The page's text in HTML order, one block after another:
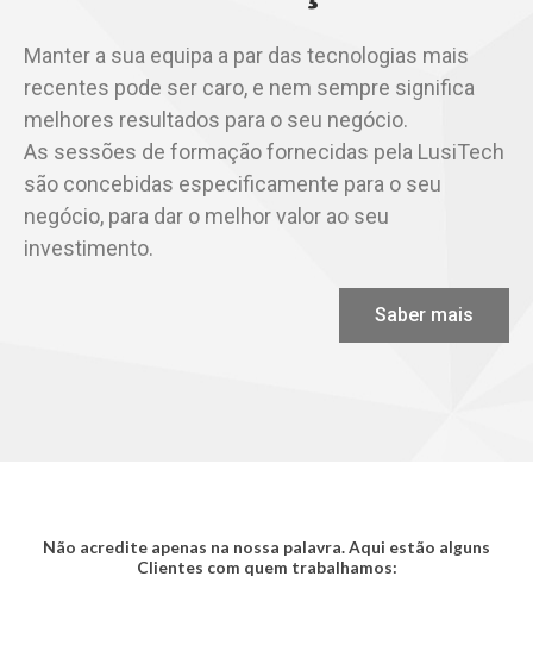
Manter a sua equipa a par das tecnologias mais
recentes pode ser caro, e nem sempre significa
melhores resultados para o seu negócio.
As sessões de formação fornecidas pela LusiTech
são concebidas especificamente para o seu
negócio, para dar o melhor valor ao seu
investimento.
Saber mais
Não acredite apenas na nossa palavra. Aqui estão alguns
Clientes com quem trabalhamos: